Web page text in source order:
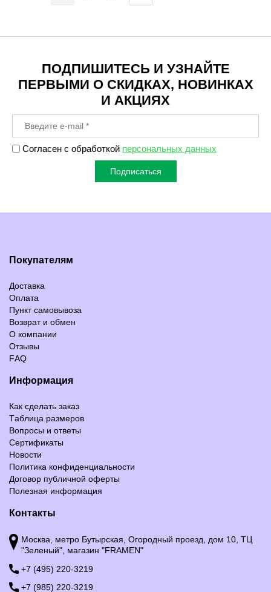
ПОДПИШИТЕСЬ И УЗНАЙТЕ
ПЕРВЫМИ О СКИДКАХ, НОВИНКАХ
И АКЦИЯХ
Согласен с обработкой персональных данных
Подписаться
Покупателям
Доставка
Оплата
Пункт самовывоза
Возврат и обмен
О компании
Отзывы
FAQ
Информация
Как сделать заказ
Таблица размеров
Вопросы и ответы
Сертификаты
Новости
Политика конфиденциальности
Договор публичной оферты
Полезная информация
Контакты
Москва, метро Бутырская, Огородный проезд, дом 10, ТЦ
"Зеленый", магазин "FRAMEN"
+7 (495) 220-3219
+7 (985) 220-3219